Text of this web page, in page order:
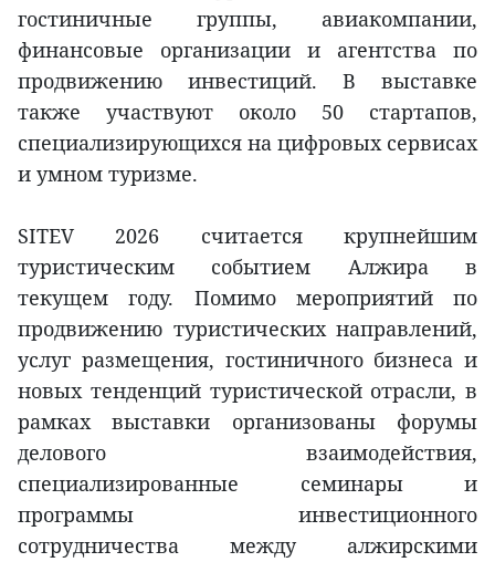
гостиничные группы, авиакомпании,
финансовые организации и агентства по
продвижению инвестиций. В выставке
также участвуют около 50 стартапов,
специализирующихся на цифровых сервисах
и умном туризме.
SITEV 2026 считается крупнейшим
туристическим событием Алжира в
текущем году. Помимо мероприятий по
продвижению туристических направлений,
услуг размещения, гостиничного бизнеса и
новых тенденций туристической отрасли, в
рамках выставки организованы форумы
делового взаимодействия,
специализированные семинары и
программы инвестиционного
сотрудничества между алжирскими